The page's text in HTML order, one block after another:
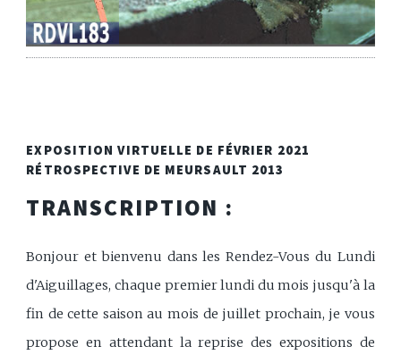
EXPOSITION VIRTUELLE DE FÉVRIER 2021
RÉTROSPECTIVE DE MEURSAULT 2013
TRANSCRIPTION :
Bonjour et bienvenu dans les Rendez-Vous du Lundi
d'Aiguillages, chaque premier lundi du mois jusqu'à la
fin de cette saison au mois de juillet prochain, je vous
propose en attendant la reprise des expositions de